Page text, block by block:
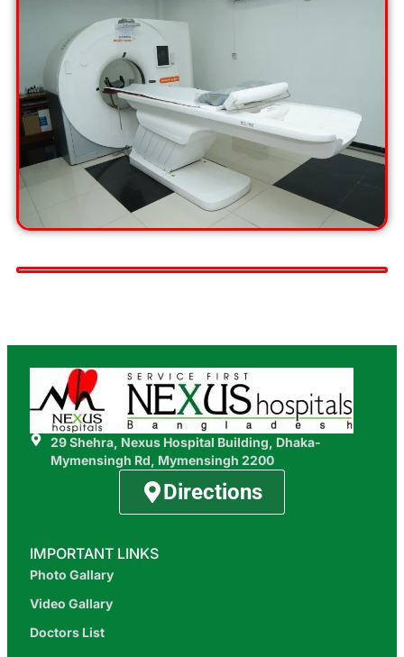
29 Shehra, Nexus Hospital Building, Dhaka-
Mymensingh Rd, Mymensingh 2200
Directions
IMPORTANT LINKS
Photo Gallary
Video Gallary
Doctors List